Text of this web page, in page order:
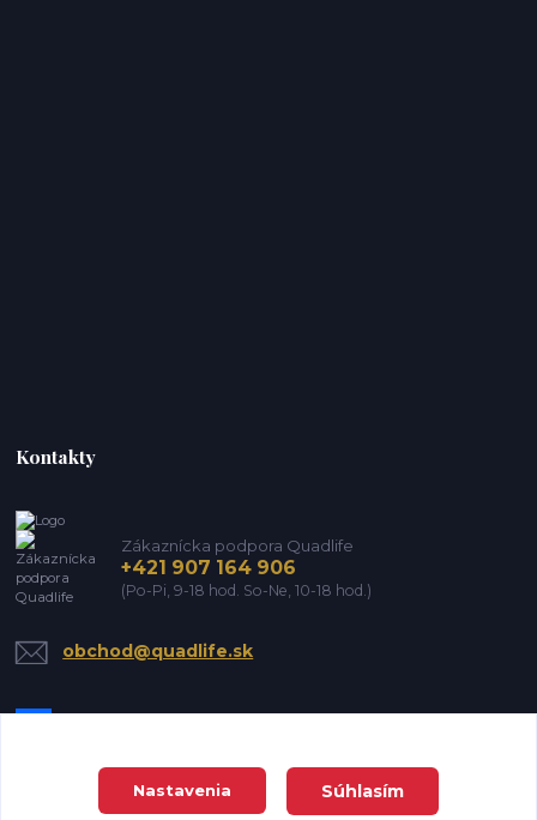
Kontakty
Zákaznícka podpora Quadlife
+421 907 164 906
(Po-Pi, 9-18 hod. So-Ne, 10-18 hod.)
obchod@quadlife.sk
Nastavenia Súhlasím